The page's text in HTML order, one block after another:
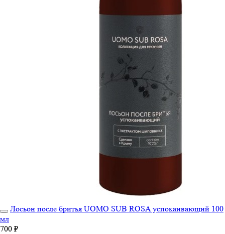
Лосьон после бритья UOMO SUB ROSA успокаивающий 100
мл
700 ₽